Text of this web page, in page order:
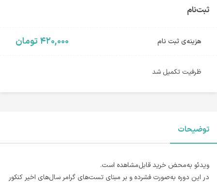
ثبت‌نام
هزینه‌ی ثبت نام ۴۲۰,۰۰۰ تومان
ظرفیت تکمیل شد
توضیحات
ویدئو به‌محض خرید قابل‌مشاهده است.
در این دوره به‌صورت فشرده و بر مبنای تست‌های گرامر سال‌های اخیر کنکور